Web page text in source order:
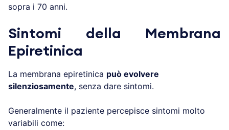
sopra i 70 anni.
Sintomi della Membrana
Epiretinica
La membrana epiretinica può evolvere
silenziosamente, senza dare sintomi.
Generalmente il paziente percepisce sintomi molto
variabili come: